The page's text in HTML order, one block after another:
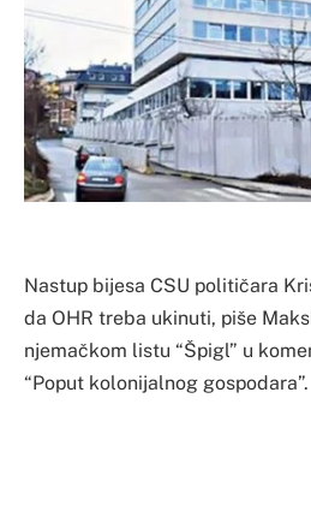
Nastup bijesa CSU političara
da OHR treba ukinuti, piše
njemačkom listu “Špigl” u
“Poput kolonijalnog gospodara”.